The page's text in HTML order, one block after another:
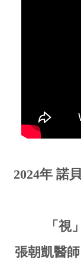
2024年 諾
「
張朝凱醫